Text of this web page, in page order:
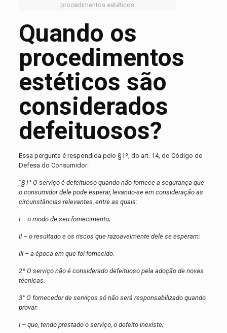
procedimentos estéticos
Quando os
procedimentos
estéticos são
considerados
defeituosos?
Essa pergunta é respondida pelo §1º, do art. 14, do Código de
Defesa do Consumidor:
“§1° O serviço é defeituoso quando não fornece a segurança que
o consumidor dele pode esperar, levando-se em consideração as
circunstâncias relevantes, entre as quais:
I – o modo de seu fornecimento;
II – o resultado e os riscos que razoavelmente dele se esperam;
III – a época em que foi fornecido.
2º O serviço não é considerado defeituoso pela adoção de novas
técnicas.
3° O fornecedor de serviços só não será responsabilizado quando
provar:
I – que, tendo prestado o serviço, o defeito inexiste;